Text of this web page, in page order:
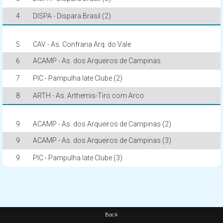
4 DISPA - Dispara Brasil (2)
5 CAV - As. Confraria Arq. do Vale
6 ACAMP - As. dos Arqueiros de Campinas
7 PIC - Pampulha Iate Clube (2)
8 ARTH - As. Arthemis-Tiro com Arco
9 ACAMP - As. dos Arqueiros de Campinas (2)
9 ACAMP - As. dos Arqueiros de Campinas (3)
9 PIC - Pampulha Iate Clube (3)
Back